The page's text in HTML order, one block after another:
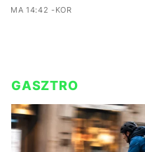
MA 14:42 -KOR
GASZTRO